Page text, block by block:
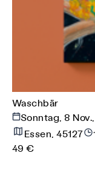
Waschbär
Sonntag, 8
Essen, 45127
49 €